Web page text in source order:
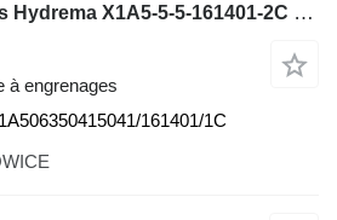
Pompe à engrenages Hydrema X1A5-5-5-161401-2C pour équipement de concassage Extec
à engrenages
161401/1C